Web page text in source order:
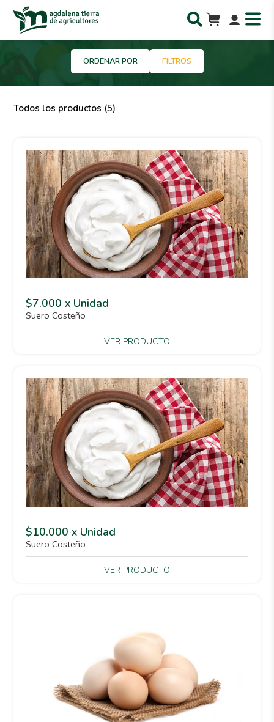
ORDENAR POR FILTROS
Todos los productos (5)
$7.000 x Unidad
Suero Costeño
VER PRODUCTO
$10.000 x Unidad
Suero Costeño
VER PRODUCTO